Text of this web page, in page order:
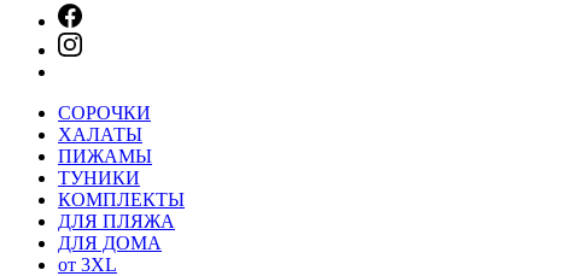
СОРОЧКИ
ХАЛАТЫ
ПИЖАМЫ
ТУНИКИ
КОМПЛЕКТЫ
ДЛЯ ПЛЯЖА
ДЛЯ ДОМА
от 3XL